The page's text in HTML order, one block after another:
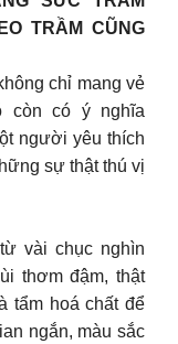
TRẦM CŨNG
chỉ mang vẻ
còn có ý nghĩa
người yêu thích
sự thật thú vị
vài chục nghìn
thơm đậm, thật
tẩm hoá chất để
ngắn, màu sắc